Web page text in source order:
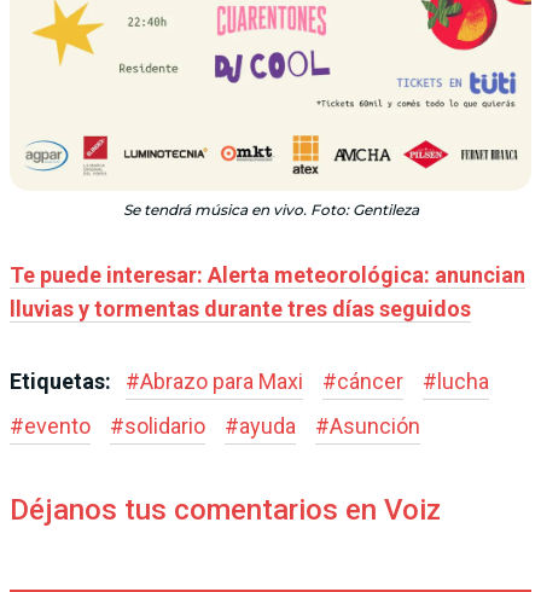
Se tendrá música en vivo. Foto: Gentileza
Te puede interesar: Alerta meteorológica: anuncian
lluvias y tormentas durante tres días seguidos
Etiquetas: #Abrazo para Maxi #cáncer # lucha
#evento #solidario #ayuda #Asunción
Déjanos tus comentarios en Voiz